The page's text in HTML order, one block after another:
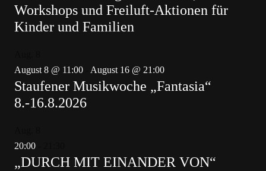
Workshops und Freiluft-Aktionen für
Kinder und Familien
August 8 @ 11:00
August 16 @ 21:00
Staufener Musikwoche „Fantasia“
8.-16.8.2026
20:00
„DURCH MIT EINANDER VON“